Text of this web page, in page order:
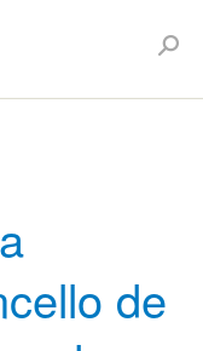
de